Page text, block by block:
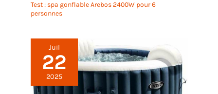
Test : spa gonflable Arebos 2400W pour 6
personnes
Juil
22
2025